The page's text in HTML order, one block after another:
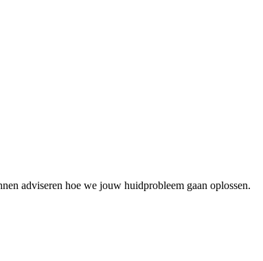
adviseren hoe we jouw huidprobleem gaan oplossen.